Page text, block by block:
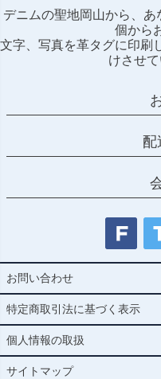
デニムの聖地岡山から、
個から
文字、写真を革タグに印刷
けさせて
配
お問い合わせ
特定商取引法に基づく表示
個人情報の取扱
サイトマップ